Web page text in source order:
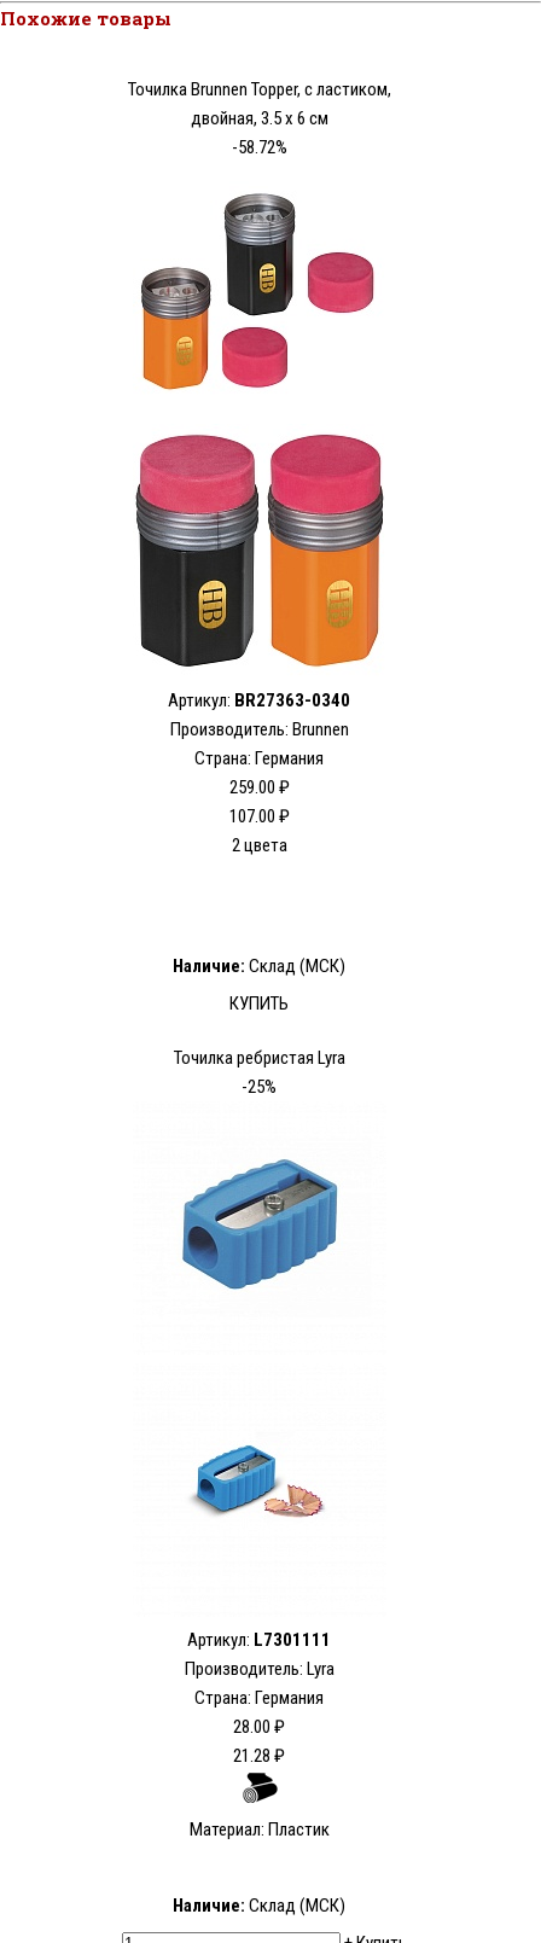
Похожие товары
Точилка Brunnen Topper, с ластиком,
двойная, 3.5 х 6 см
-58.72%
Артикул: BR27363-0340
Производитель: Brunnen
Страна: Германия
259.00 ₽
107.00 ₽
2 цвета
Наличие: Склад (МСК)
КУПИТЬ
Точилка ребристая Lyra
-25%
Артикул: L7301111
Производитель: Lyra
Страна: Германия
28.00 ₽
21.28 ₽
Материал: Пластик
Наличие: Склад (МСК)